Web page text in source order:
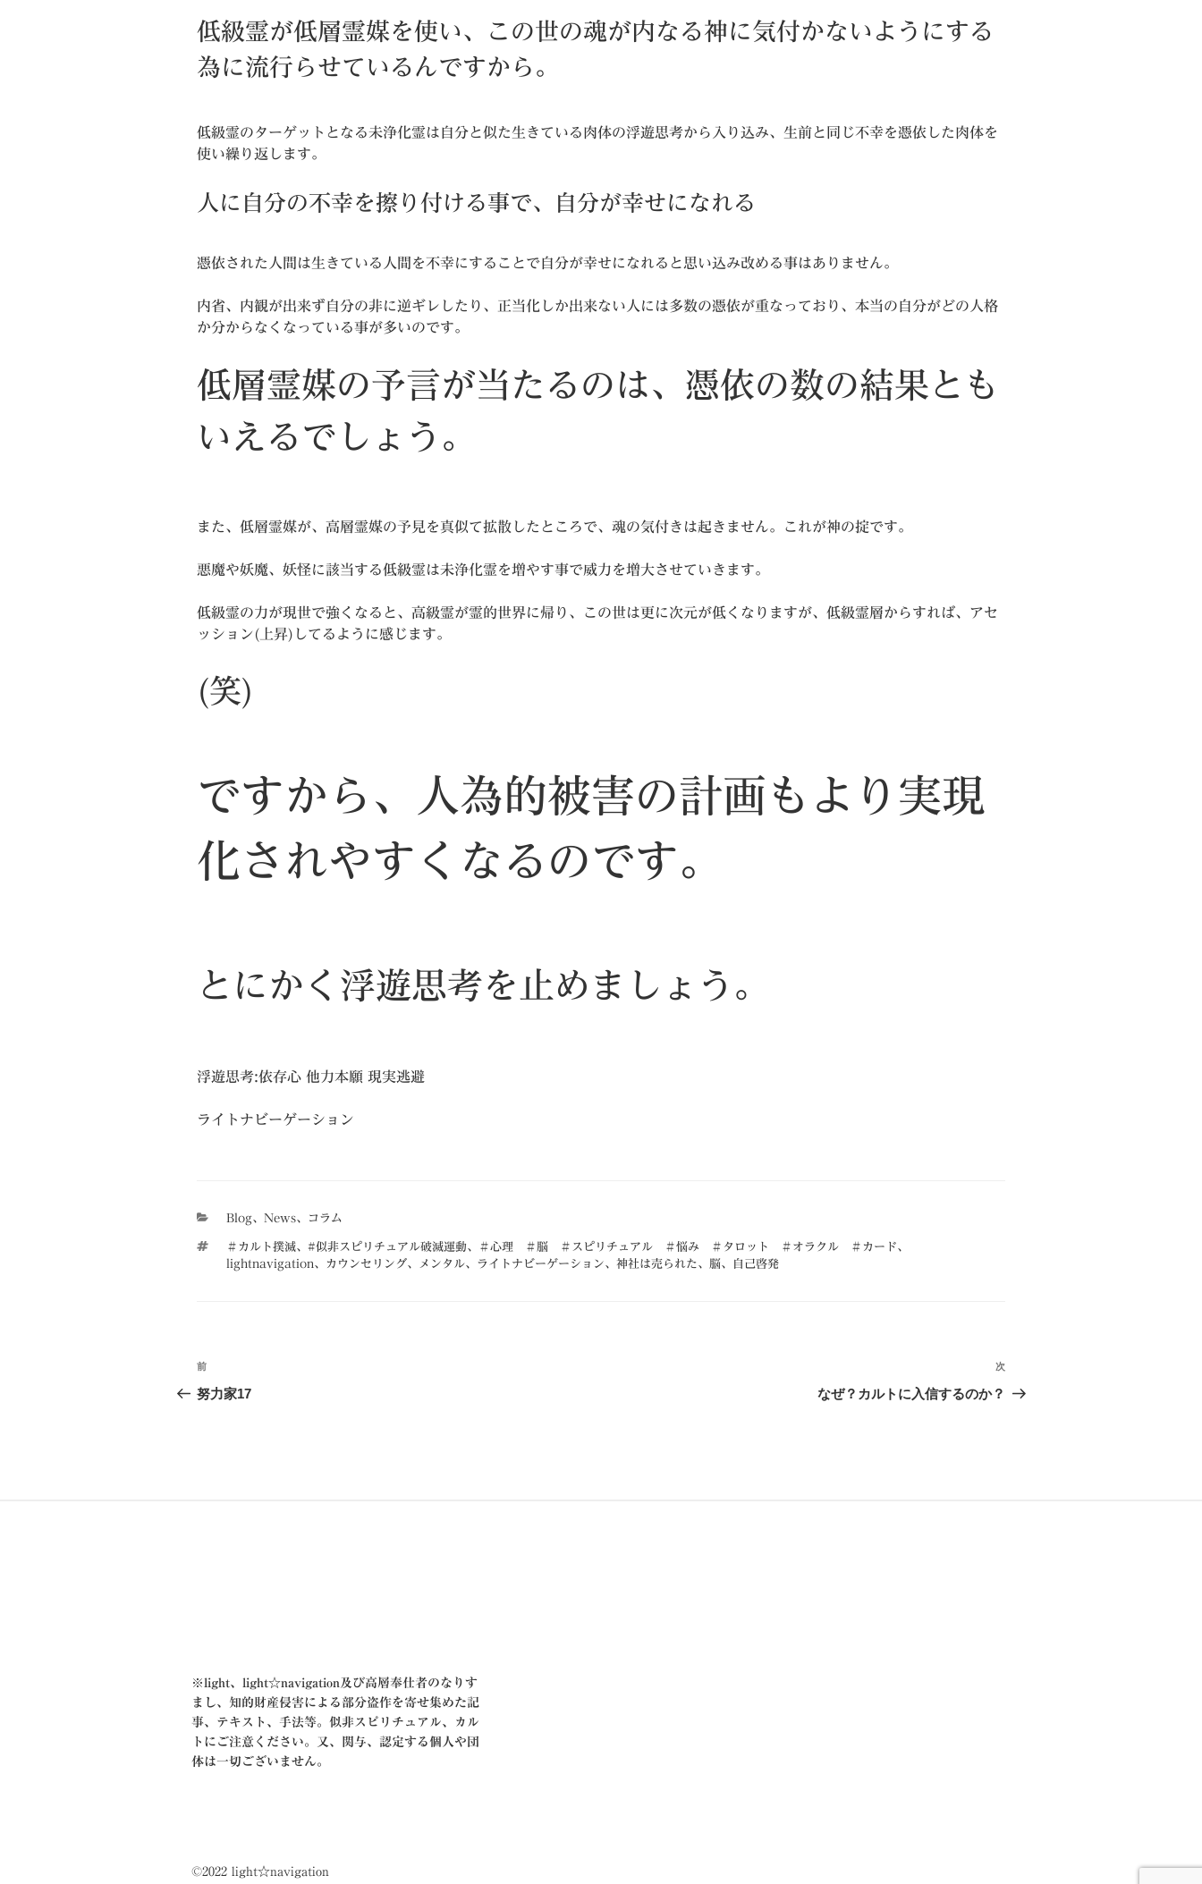
低級霊が低層霊媒を使い、この世の魂が内なる神に気付かないようにする
為に流行らせているんですから。
低級霊のターゲットとなる未浄化霊は自分と似た生きている肉体の浮遊思考から入り込み、生前と同じ不幸を憑依した肉体を
使い繰り返します。
人に自分の不幸を擦り付ける事で、自分が幸せになれる
憑依された人間は生きている人間を不幸にすることで自分が幸せになれると思い込み改める事はありません。
内省、内観が出来ず自分の非に逆ギレしたり、正当化しか出来ない人には多数の憑依が重なっており、本当の自分がどの人格
か分からなくなっている事が多いのです。
低層霊媒の予言が当たるのは、憑依の数の結果とも
いえるでしょう。
また、低層霊媒が、高層霊媒の予見を真似て拡散したところで、魂の気付きは起きません。これが神の掟です。
悪魔や妖魔、妖怪に該当する低級霊は未浄化霊を増やす事で威力を増大させていきます。
低級霊の力が現世で強くなると、高級霊が霊的世界に帰り、この世は更に次元が低くなりますが、低級霊層からすれば、アセ
ッション(上昇)してるように感じます。
(笑)
ですから、人為的被害の計画もより実現
化されやすくなるのです。
とにかく浮遊思考を止めましょう。
浮遊思考:依存心 他力本願 現実逃避
ライトナビーゲーション
カ
ゴ
リ
Blog、 News、 コラム
タ
グ
＃カルト撲滅、 #似非スピリチュアル破滅運動、 ＃心理 ＃脳 ＃スピリチュアル ＃悩み ＃タロット ＃オラクル ＃カード、
lightnavigation、 カウンセリング、 メンタル、 ライトナビーゲーション、 神社は売られた、 脳、 自己啓発
投
稿
前
の
前
努力家17
次
の
次
なぜ？カルトに入信するのか？
※light、light☆navigation及び高層奉仕者のなりす
まし、知的財産侵害による部分盗作を寄せ集めた記
事、テキスト、手法等。似非スピリチュアル、カル
トにご注意ください。又、関与、認定する個人や団
体は一切ございません。
©2022 light☆navigation